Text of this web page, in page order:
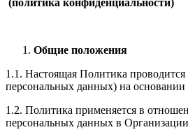
Общие положения
1.1. Настоящая Политика проводится
персональных данных) на
1.2. Политика применяется в
персональных данных в